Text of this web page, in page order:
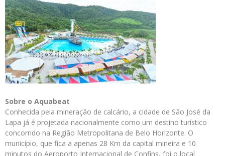
Sobre o Aquabeat
Conhecida pela mineração de calcário, a cidade de São José da
Lapa já é projetada nacionalmente como um destino turístico
concorrido na Região Metropolitana de Belo Horizonte. O
município, que fica a apenas 28 Km da capital mineira e 10
minutos do Aeroporto Internacional de Confins, foi o local